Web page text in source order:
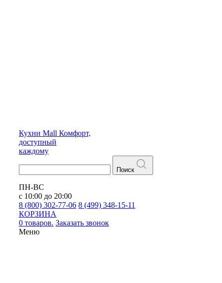
Кухни Mall Комфорт,
доступный
каждому
Поиск
ПН-ВС
с 10:00 до 20:00
8 (800) 302-77-06 8 (499) 348-15-11
КОРЗИНА
0 товаров. Заказать звонок
Меню